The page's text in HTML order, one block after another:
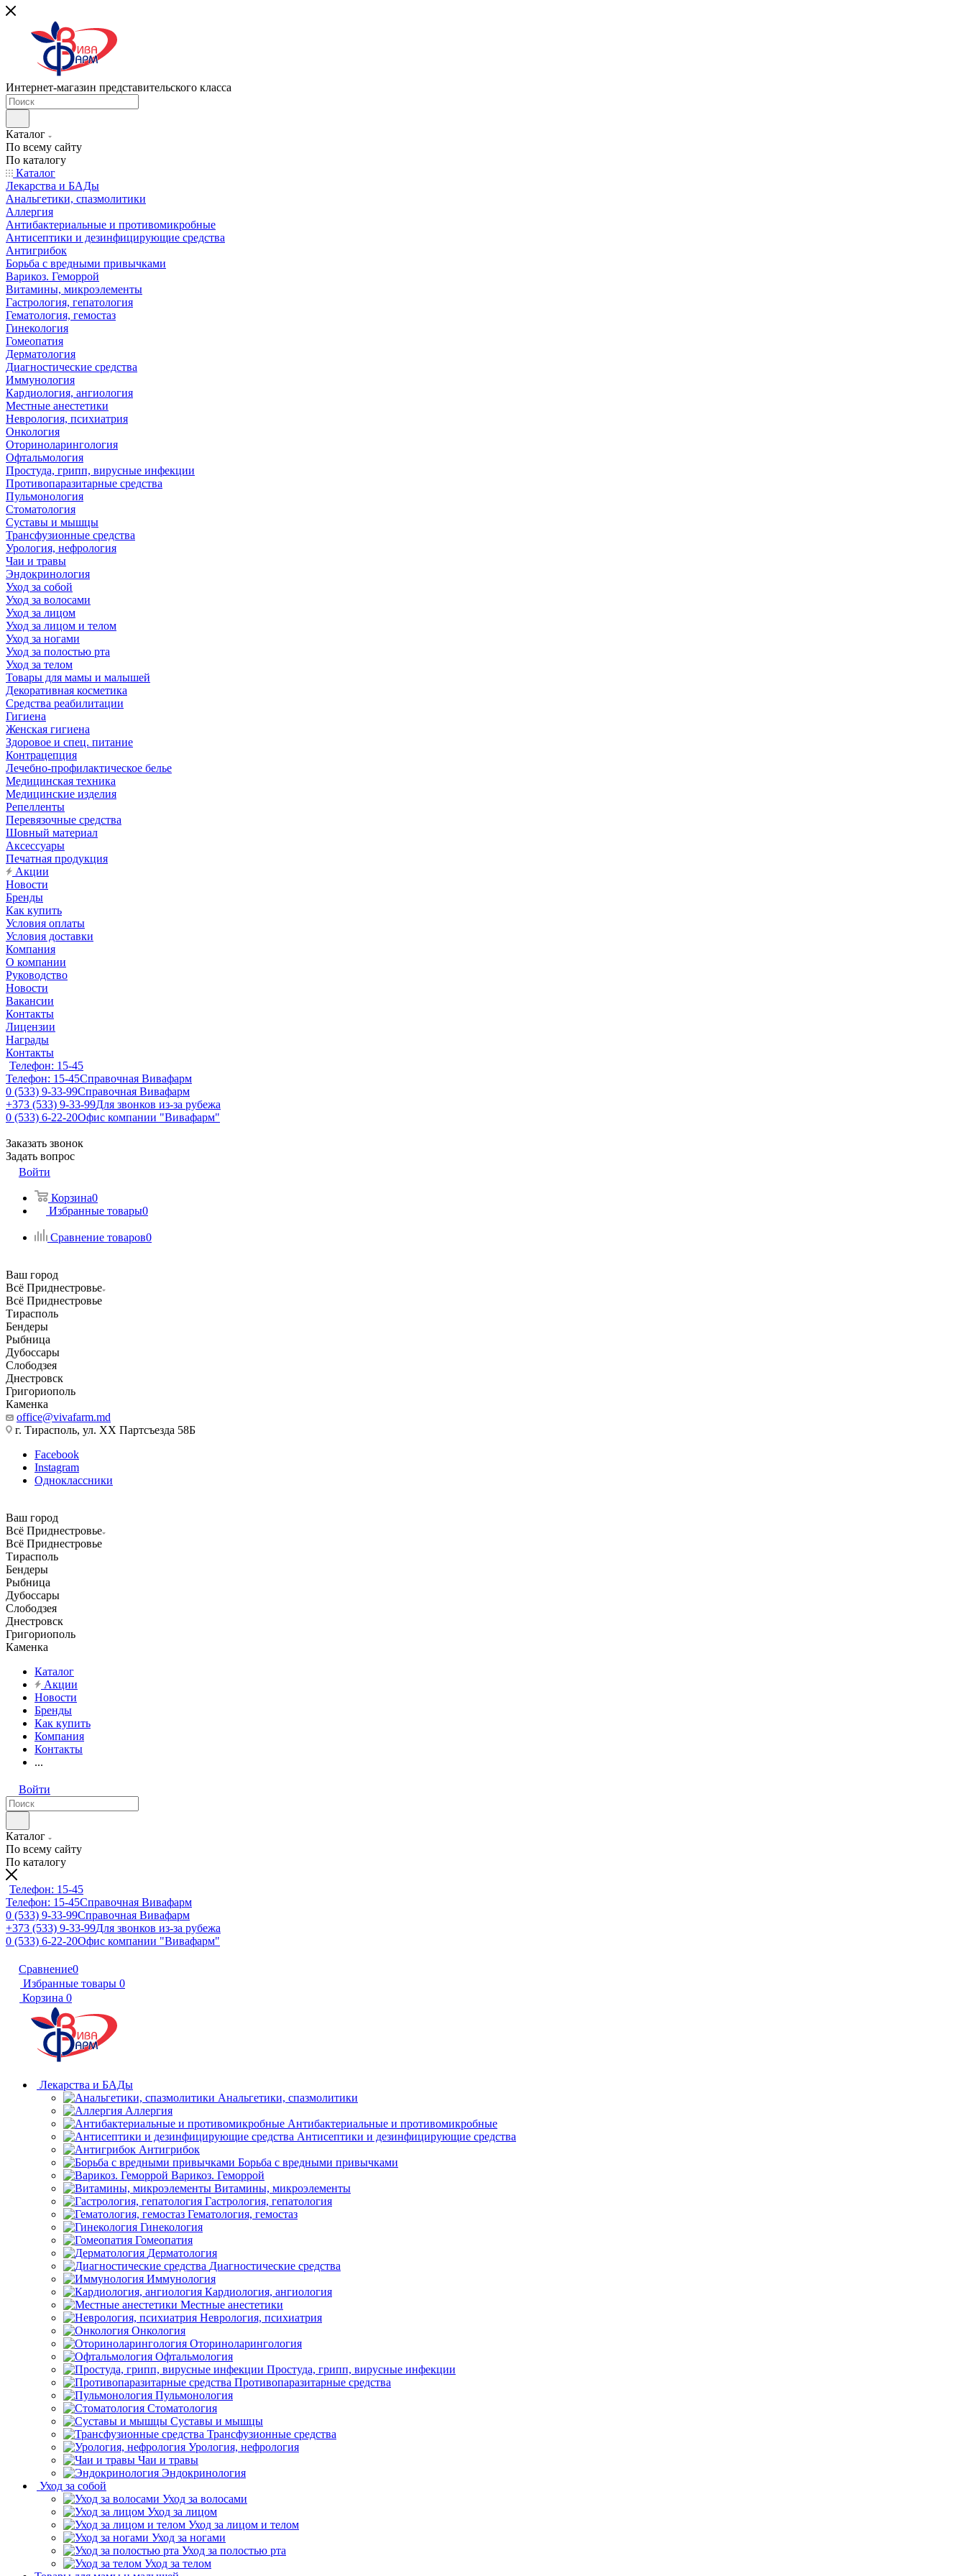
Интернет-магазин представительского класса
Каталог
По всему сайту
По каталогу
Каталог
Лекарства и БАДы
Анальгетики, спазмолитики
Аллергия
Антибактериальные и противомикробные
Антисептики и дезинфицирующие средства
Антигрибок
Борьба с вредными привычками
Варикоз. Геморрой
Витамины, микроэлементы
Гастрология, гепатология
Гематология, гемостаз
Гинекология
Гомеопатия
Дерматология
Диагностические средства
Иммунология
Кардиология, ангиология
Местные анестетики
Неврология, психиатрия
Онкология
Оториноларингология
Офтальмология
Простуда, грипп, вирусные инфекции
Противопаразитарные средства
Пульмонология
Стоматология
Суставы и мышцы
Трансфузионные средства
Урология, нефрология
Чаи и травы
Эндокринология
Уход за собой
Уход за волосами
Уход за лицом
Уход за лицом и телом
Уход за ногами
Уход за полостью рта
Уход за телом
Товары для мамы и малышей
Декоративная косметика
Средства реабилитации
Гигиена
Женская гигиена
Здоровое и спец. питание
Контрацепция
Лечебно-профилактическое белье
Медицинская техника
Медицинские изделия
Репелленты
Перевязочные средства
Шовный материал
Аксессуары
Печатная продукция
Акции
Новости
Бренды
Как купить
Условия оплаты
Условия доставки
Компания
О компании
Руководство
Новости
Вакансии
Контакты
Лицензии
Награды
Контакты
Телефон: 15-45
Телефон: 15-45Справочная Вивафарм
0 (533) 9-33-99Справочная Вивафарм
+373 (533) 9-33-99Для звонков из-за рубежа
0 (533) 6-22-20Офис компании "Вивафарм"
Заказать звонок
Задать вопрос
Войти
Корзина0
Избранные товары0
Сравнение товаров0
Ваш город
Всё Приднестровье
Всё Приднестровье
Тирасполь
Бендеры
Рыбница
Дубоссары
Слободзея
Днестровск
Григориополь
Каменка
office@vivafarm.md
г. Тирасполь, ул. ХХ Партсъезда 58Б
Facebook
Instagram
Одноклассники
Ваш город
Всё Приднестровье
Всё Приднестровье
Тирасполь
Бендеры
Рыбница
Дубоссары
Слободзея
Днестровск
Григориополь
Каменка
Каталог
Акции
Новости
Бренды
Как купить
Компания
Контакты
...
Войти
Каталог
По всему сайту
По каталогу
Телефон: 15-45
Телефон: 15-45Справочная Вивафарм
0 (533) 9-33-99Справочная Вивафарм
+373 (533) 9-33-99Для звонков из-за рубежа
0 (533) 6-22-20Офис компании "Вивафарм"
Сравнение0
Избранные товары 0
Корзина 0
Лекарства и БАДы
Анальгетики, спазмолитики
Аллергия
Антибактериальные и противомикробные
Антисептики и дезинфицирующие средства
Антигрибок
Борьба с вредными привычками
Варикоз. Геморрой
Витамины, микроэлементы
Гастрология, гепатология
Гематология, гемостаз
Гинекология
Гомеопатия
Дерматология
Диагностические средства
Иммунология
Кардиология, ангиология
Местные анестетики
Неврология, психиатрия
Онкология
Оториноларингология
Офтальмология
Простуда, грипп, вирусные инфекции
Противопаразитарные средства
Пульмонология
Стоматология
Суставы и мышцы
Трансфузионные средства
Урология, нефрология
Чаи и травы
Эндокринология
Уход за собой
Уход за волосами
Уход за лицом
Уход за лицом и телом
Уход за ногами
Уход за полостью рта
Уход за телом